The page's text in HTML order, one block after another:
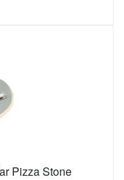
Pizza Stone